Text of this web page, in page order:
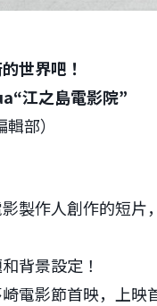
世界吧！
江之島電影院”
部）
製作人創作的短片
背景設定！
電影節首映，上映